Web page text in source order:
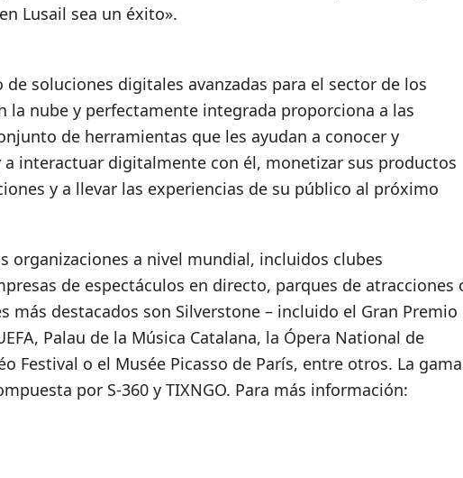
Lusail sea un éxito».
de soluciones digitales avanzadas para el sector de los
la nube y perfectamente integrada proporciona a las
de herramientas que les ayudan a conocer y
interactuar digitalmente con él, monetizar sus productos
y a llevar las experiencias de su público al próximo
organizaciones a nivel mundial, incluidos clubes
de espectáculos en directo, parques de atracciones
más destacados son Silverstone – incluido el Gran Premio
Palau de la Música Catalana, la Ópera National de
Festival o el Musée Picasso de París, entre otros. La gama
por S-360 y TIXNGO. Para más información: